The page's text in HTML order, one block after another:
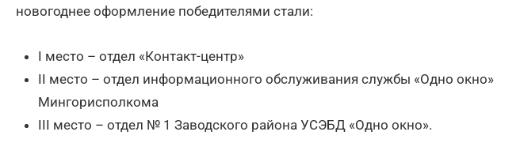
новогоднее оформление победителями стали:
I место – отдел «Контакт-центр»
II место – отдел информационного обслуживания службы «Одно окно»
Мингорисполкома
III место – отдел № 1 Заводского района УСЭБД «Одно окно».